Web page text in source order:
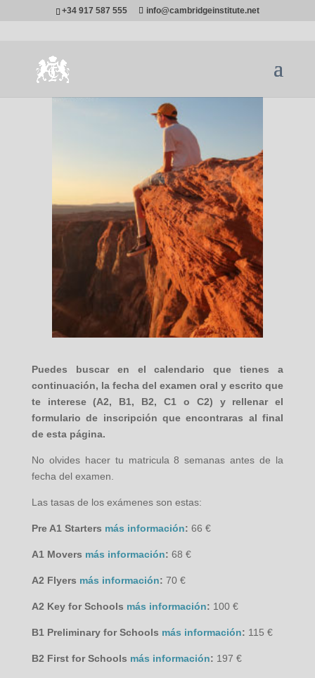
+34 917 587 555 info@cambridgeinstitute.net
Puedes buscar en el calendario que tienes a
continuación, la fecha del examen oral y escrito que
te interese (A2, B1, B2, C1 o C2) y rellenar el
formulario de inscripción que encontraras al final
de esta página.
No olvides hacer tu matricula 8 semanas antes de la
fecha del examen.
Las tasas de los exámenes son estas:
Pre A1 Starters más información: 66 €
A1 Movers más información: 68 €
A2 Flyers más información: 70 €
A2 Key for Schools más información: 100 €
B1 Preliminary for Schools más información: 115 €
B2 First for Schools más información: 197 €